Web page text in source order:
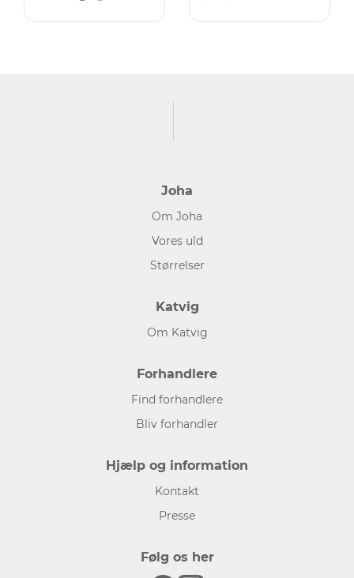
Joha
Om Joha
Vores uld
Størrelser
Katvig
Om Katvig
Forhandlere
Find forhandlere
Bliv forhandler
Hjælp og information
Kontakt
Presse
Følg os her